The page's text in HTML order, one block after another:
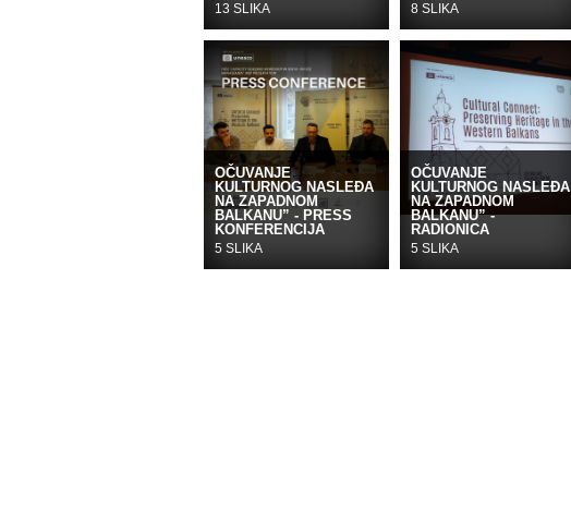
13 SLIKA 8 SLIKA
OČUVANJE
KULTURNOG NASLEĐA
NA ZAPADNOM
BALKANU” - PRESS
KONFERENCIJA
5 SLIKA
OČUVANJE
KULTURNOG NASLEĐA
NA ZAPADNOM
BALKANU” -
RADIONICA
5 SLIKA